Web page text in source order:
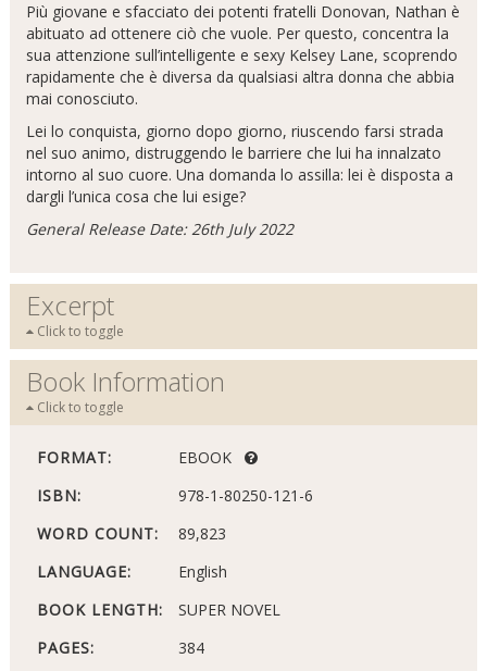
Più giovane e sfacciato dei potenti fratelli Donovan, Nathan è
abituato ad ottenere ciò che vuole. Per questo, concentra la
sua attenzione sull’intelligente e sexy Kelsey Lane, scoprendo
rapidamente che è diversa da qualsiasi altra donna che abbia
mai conosciuto.
Lei lo conquista, giorno dopo giorno, riuscendo farsi strada
nel suo animo, distruggendo le barriere che lui ha innalzato
intorno al suo cuore. Una domanda lo assilla: lei è disposta a
dargli l’unica cosa che lui esige?
General Release Date: 26th July 2022
Excerpt
Click to toggle
Book Information
Click to toggle
FORMAT:
EBOOK
ISBN:
978-1-80250-121-6
WORD COUNT:
89,823
LANGUAGE:
English
BOOK LENGTH:
SUPER NOVEL
PAGES:
384